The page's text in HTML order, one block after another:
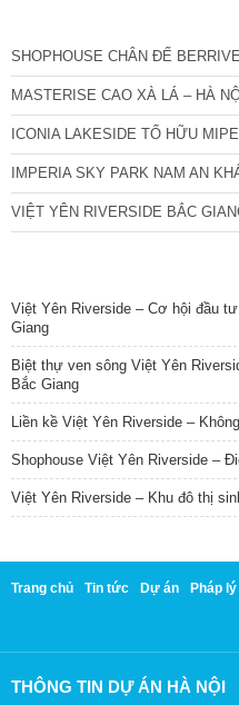
SHOPHOUSE CHÂN ĐẾ
MASTERISE CAO XÀ LÁ – HÀ
ICONIA LAKESIDE TỐ HỮU
IMPERIA SKY PARK NAM AN
VIỆT YÊN RIVERSIDE BẮC
Việt Yên Riverside – Cơ hội đầu
Giang
Biệt thự ven sông Việt Yên
Bắc Giang
Liền kề Việt Yên Riverside –
Shophouse Việt Yên Riverside –
Việt Yên Riverside – Khu đô thị
Trang chủ Tin tức Dự án Pháp lý
THÔNG TIN DỰ ÁN HÀ NỘI